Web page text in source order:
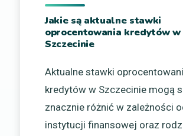
Jakie są aktualne stawki
oprocentowania kredytów w
Szczecinie
Aktualne stawki
kredytów w Szczecinie mogą
znacznie różnić w zależności
instytucji finansowej oraz